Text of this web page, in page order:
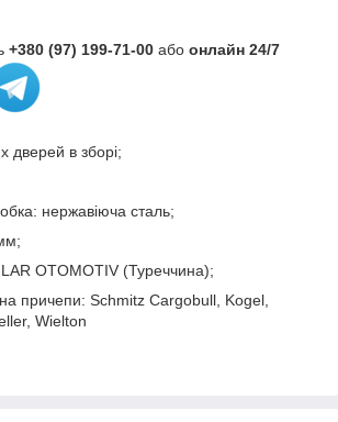
+380 (97) 199-71-00 або онлайн 24/7
дверей в зборі;
нержавіюча сталь;
OTOMOTIV (Туреччина);
причепи: Schmitz Cargobull, Kogel,
Wielton